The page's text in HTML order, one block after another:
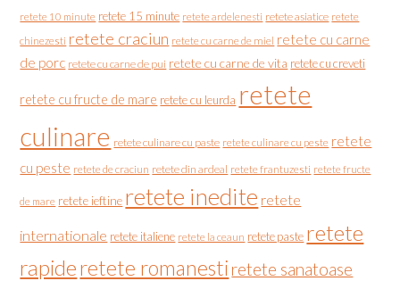
retete 10 minute retete 15 minute retete ardelenesti retete asiatice retete
chinezesti retete craciun retete cu carne de miel retete cu carne
de porc retete cu carne de pui retete cu carne de vita retete cu creveti
retete cu fructe de mare retete cu leurda retete
culinare retete culinare cu paste retete culinare cu peste retete
cu peste retete de craciun retete din ardeal retete frantuzesti retete fructe
de mare retete ieftine retete inedite retete
internationale retete italiene retete la ceaun retete paste retete
rapideretete romanesti retete sanatoase